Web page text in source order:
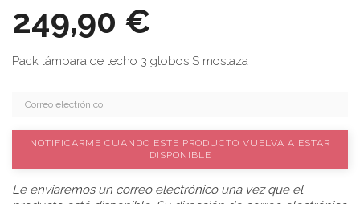
249,90 €
Pack lámpara de techo 3 globos S mostaza
NOTIFICARME CUANDO ESTE PRODUCTO VUELVA A ESTAR
DISPONIBLE
Le enviaremos un correo electrónico una vez que el